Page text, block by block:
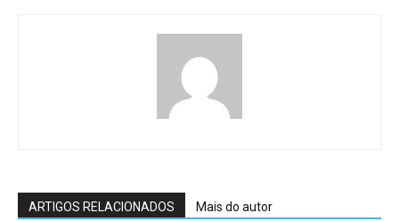
ARTIGOS RELACIONADOS Mais do autor